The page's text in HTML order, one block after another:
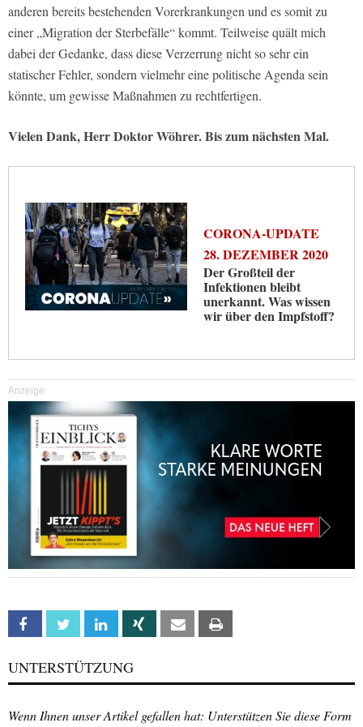
anderen bereits bestehenden Vorerkrankungen und es somit zu
einer „Migration der Sterbefälle“ kommt. Teilweise quält mich
dabei der Gedanke, dass diese Verzerrung nicht so sehr ein
statischer Fehler, sondern vielmehr eine politische Agenda sein
könnte, um gewisse Maßnahmen zu rechtfertigen.
Vielen Dank, Herr Doktor Wöhrer. Bis zum nächsten Mal.
CORONA-UPDATE
28. DEZEMBER 2020
Der Großteil der
Infektionen bleibt
unerkannt. Was wissen
wir über den Impfstoff?
Anzeige
Facebook Twitter Linkedin Xing Email
UNTERSTÜTZUNG
Wenn Ihnen unser Artikel gefallen hat: Unterstützen Sie diese Form